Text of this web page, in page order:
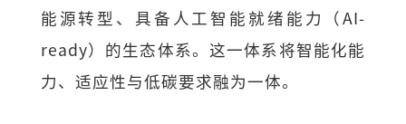
能源转型、具备人工智能就绪能力（AI-
ready）的生态体系。这一体系将智能化能
力、适应性与低碳要求融为一体。